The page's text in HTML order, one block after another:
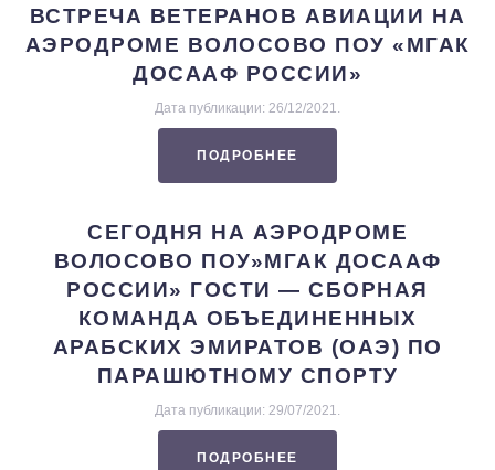
ВСТРЕЧА ВЕТЕРАНОВ АВИАЦИИ НА
АЭРОДРОМЕ ВОЛОСОВО ПОУ «МГАК
ДОСААФ РОССИИ»
Дата публикации: 26/12/2021.
ПОДРОБНЕЕ
СЕГОДНЯ НА АЭРОДРОМЕ
ВОЛОСОВО ПОУ»МГАК ДОСААФ
РОССИИ» ГОСТИ — СБОРНАЯ
КОМАНДА ОБЪЕДИНЕННЫХ
АРАБСКИХ ЭМИРАТОВ (ОАЭ) ПО
ПАРАШЮТНОМУ СПОРТУ
Дата публикации: 29/07/2021.
ПОДРОБНЕЕ